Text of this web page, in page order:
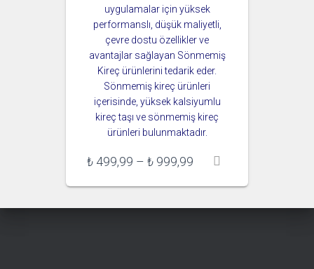
uygulamalar için yüksek
performanslı, düşük maliyetli,
çevre dostu özellikler ve
avantajlar sağlayan Sönmemiş
Kireç ürünlerini tedarik eder.
Sönmemiş kireç ürünleri
içerisinde, yüksek kalsiyumlu
kireç taşı ve sönmemiş kireç
ürünleri bulunmaktadır.
₺ 499,99 – ₺ 999,99 Fiyat
₺ 499,99
-